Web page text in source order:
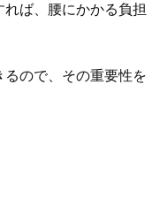
ば、腰にかかる負担
ので、その重要性を